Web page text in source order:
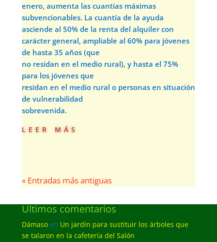
enero, aumenta las cuantías máximas
subvencionables. La cuantía de la ayuda
asciende al 50% de la renta del alquiler con
carácter general, ampliable al 60% para jóvenes
de hasta 35 años (que
no residan en el medio rural), y hasta el 75%
para los jóvenes que
residan en el medio rural o personas en situación
de vulnerabilidad
sobrevenida.
leer más
« Entradas más antiguas
Últimos comentarios
Dámasoen Un jardín para sustituir los árboles que
se talaron en la cafetería del Salón